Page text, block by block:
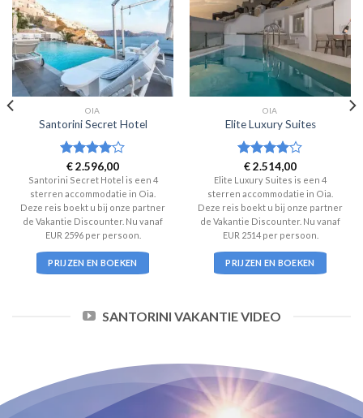
OIA
Santorini Secret Hotel
Waardering
4uit 5
€2.596,00
Santorini Secret Hotel is een 4
sterren accommodatie in Oia.
Deze reis boekt u bij onze partner
de Vakantie Discounter. Nu vanaf
EUR 2596 per persoon.
PRIJZEN EN BOEKEN
OIA
Elite Luxury Suites
Waardering
4uit 5
€2.514,00
Elite Luxury Suites is een 4
sterren accommodatie in Oia.
Deze reis boekt u bij onze partner
de Vakantie Discounter. Nu vanaf
EUR 2514 per persoon.
PRIJZEN EN BOEKEN
SANTORINI VAKANTIE VIDEO